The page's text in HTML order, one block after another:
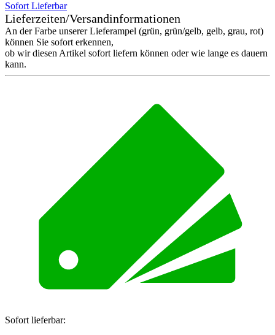
Sofort Lieferbar
Lieferzeiten/Versandinformationen
An der Farbe unserer Lieferampel (grün, grün/gelb, gelb, grau, rot)
können Sie sofort erkennen,
ob wir diesen Artikel sofort liefern können oder wie lange es dauern
kann.
Sofort lieferbar: